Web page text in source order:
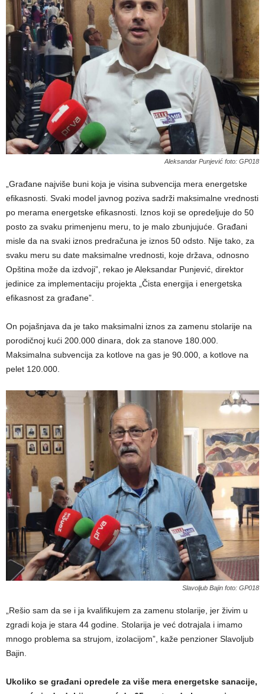
Aleksandar Punjević foto: GP018
„Građane najviše buni koja je visina subvencija mera energetske
efikasnosti. Svaki model javnog poziva sadrži maksimalne vrednosti
po merama energetske efikasnosti. Iznos koji se opredeljuje do 50
posto za svaku primenjenu meru, to je malo zbunjujuće. Građani
misle da na svaki iznos predračuna je iznos 50 odsto. Nije tako, za
svaku meru su date maksimalne vrednosti, koje država, odnosno
Opština može da izdvoji”, rekao je Aleksandar Punjević, direktor
jedinice za implementaciju projekta „Čista energija i energetska
efikasnost za građane”.
On pojašnjava da je tako maksimalni iznos za zamenu stolarije na
porodičnoj kući 200.000 dinara, dok za stanove 180.000.
Maksimalna subvencija za kotlove na gas je 90.000, a kotlove na
pelet 120.000.
Slavoljub Bajin foto: GP018
„Rešio sam da se i ja kvalifikujem za zamenu stolarije, jer živim u
zgradi koja je stara 44 godine. Stolarija je već dotrajala i imamo
mnogo problema sa strujom, izolacijom”, kaže penzioner Slavoljub
Bajin.
Ukoliko se građani opredele za više mera energetske sanacije,